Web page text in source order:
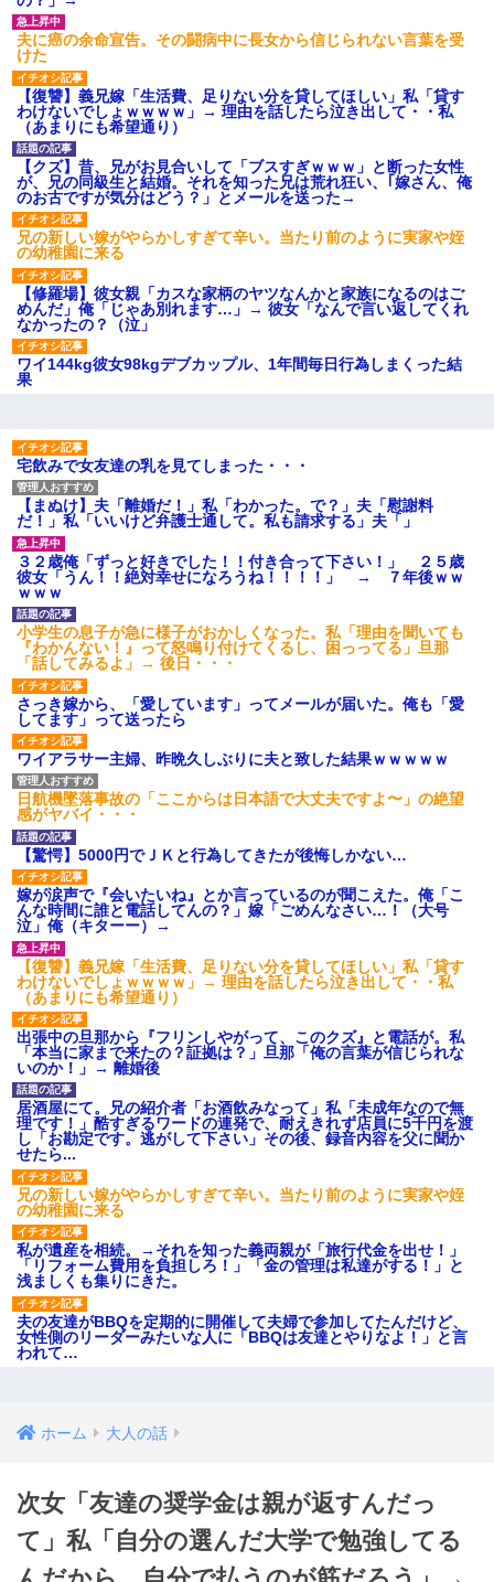
私「初めて飲む味だけどなん
のお茶？」彼「ちっ！」私「」
【GIF】JSのカンチョーワロ
タ
後続車にクラクションを鳴ら
され彼氏が逆切れ。「何クラク
ション鳴らしてんだ！降りてこ
いよ！」と怒鳴りだし...
【衝撃】報酬100万円超の治験
募集がこちらｗｗｗｗｗ(※画像
あり)
【ネット騒然】惨殺されたタ
ワマン頂き女子のこの動画、す
げえええええｗｗｗｗｗｗｗｗ
ｗｗｗ
【愕然】白のクラウン俺氏、
高速道路左車線を制限速度で走
った結果wwwwwwwwwwww
百年の恋12-899 食べた量を
張り合ってくる
【悲報】佐藤輝明・・・２軍
夫に癌の余命宣告。その闘病中に長女から信じられない言葉を受
けた
【復讐】義兄嫁「生活費、足りない分を貸してほしい」私「貸す
わけないでしょｗｗｗｗ」→ 理由を話したら泣き出して・・私
（あまりにも希望通り）
【クズ】昔、兄がお見合いして「ブスすぎｗｗｗ」と断った女性
が、兄の同級生と結婚。それを知った兄は荒れ狂い、｢嫁さん、俺
のお古ですが気分はどう？」とメールを送った→
兄の新しい嫁がやらかしすぎて辛い。当たり前のように実家や姪
の幼稚園に来る
【修羅場】彼女親「カスな家柄のヤツなんかと家族になるのはご
めんだ」俺「じゃあ別れます…」→ 彼女「なんで言い返してくれ
なかったの？（泣」
ワイ144kg彼女98kgデブカップル、1年間毎日行為しまくった結
果
宅飲みで女友達の乳を見てしまった・・・
【まぬけ】夫「離婚だ！」私「わかった。で？」夫「慰謝料
だ！」私「いいけど弁護士通して。私も請求する」夫「」
３２歳俺「ずっと好きでした！！付き合って下さい！」 ２５歳
彼女「うん！！絶対幸せになろうね！！！！」 → ７年後ｗｗ
ｗｗｗ
小学生の息子が急に様子がおかしくなった。私「理由を聞いても
『わかんない！』って怒鳴り付けてくるし、困っってる」旦那
「話してみるよ」→ 後日・・・
さっき嫁から、「愛しています」ってメールが届いた。俺も「愛
してます」って送ったら
ワイアラサー主婦、昨晩久しぶりに夫と致した結果ｗｗｗｗｗ
日航機墜落事故の「ここからは日本語で大丈夫ですよ〜」の絶望
感がヤバイ・・・
【驚愕】5000円でＪＫと行為してきたが後悔しかない…
嫁が涙声で『会いたいね』とか言っているのが聞こえた。俺「こ
んな時間に誰と電話してんの？」嫁「ごめんなさい…！（大号
泣」俺（キターー）→
【復讐】義兄嫁「生活費、足りない分を貸してほしい」私「貸す
わけないでしょｗｗｗｗ」→ 理由を話したら泣き出して・・私
（あまりにも希望通り）
出張中の旦那から『フリンしやがって、このクズ』と電話が。私
「本当に家まで来たの？証拠は？」旦那「俺の言葉が信じられな
いのか！」→ 離婚後
居酒屋にて。兄の紹介者「お酒飲みなって」私「未成年なので無
理です！」酷すぎるワードの連発で、耐えきれず店員に5千円を渡
し「お勘定です。逃がして下さい」その後、録音内容を父に聞か
せたら...
兄の新しい嫁がやらかしすぎて辛い。当たり前のように実家や姪
の幼稚園に来る
私が遺産を相続。→それを知った義両親が「旅行代金を出せ！」
「リフォーム費用を負担しろ！」「金の管理は私達がする！」と
浅ましくも集りにきた。
夫の友達がBBQを定期的に開催して夫婦で参加してたんだけど、
女性側のリーダーみたいな人に「BBQは友達とやりなよ！」と言
われて…
ホーム 大人の話
次女「友達の奨学金は親が返すんだっ
て」私「自分の選んだ大学で勉強してる